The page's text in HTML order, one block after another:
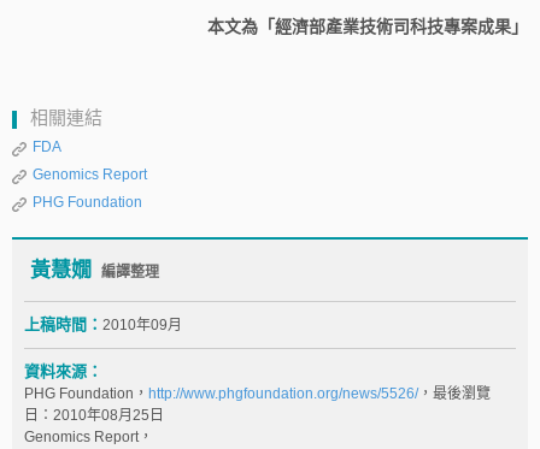
本文為「經濟部產業技術司科技專案成果」
相關連結
FDA
Genomics Report
PHG Foundation
黃慧嫺 編譯整理
上稿時間： 2010年09月
資料來源：
PHG Foundation， http://www.phgfoundation.org/news/5526/，最後瀏覽
日：2010年08月25日
Genomics Report，